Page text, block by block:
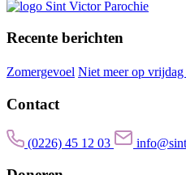
Recente berichten
Zomergevoel Niet meer op vrijdag
Contact
(0226) 45 12 03